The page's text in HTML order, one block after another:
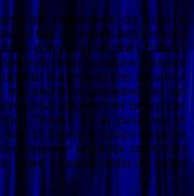
provenienti da Licei e
tutti gli aspetti della scena;
ponte che unisce i classici
volti della passione: l’amore
innamorati che amano a
ma anche la passione dei sei
prove segrete nel bosco per
Teseo.
E
la passione di
arte (il Sogno è l’unico luogo di
racconta cosa vuol
‘Dare all’aereo nulla un luogo